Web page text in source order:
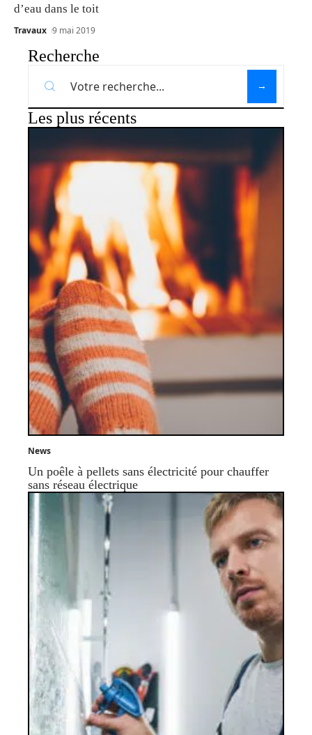
d’eau dans le toit
Travaux 9 mai 2019
Recherche
Les plus récents
News
Un poêle à pellets sans électricité pour chauffer
sans réseau électrique